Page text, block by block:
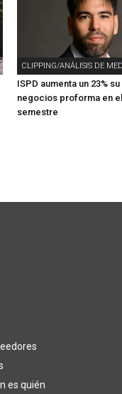
CLIPPING/ANÁLISIS DE
ISPD aumenta un 23%
negocios proforma en
semestre
es quién